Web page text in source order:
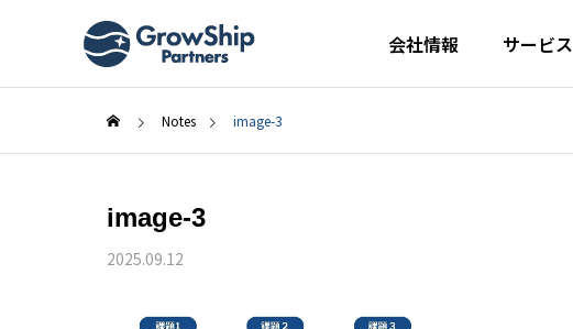
会社情報 サービス
Notes image-3
image-3
2025.09.12